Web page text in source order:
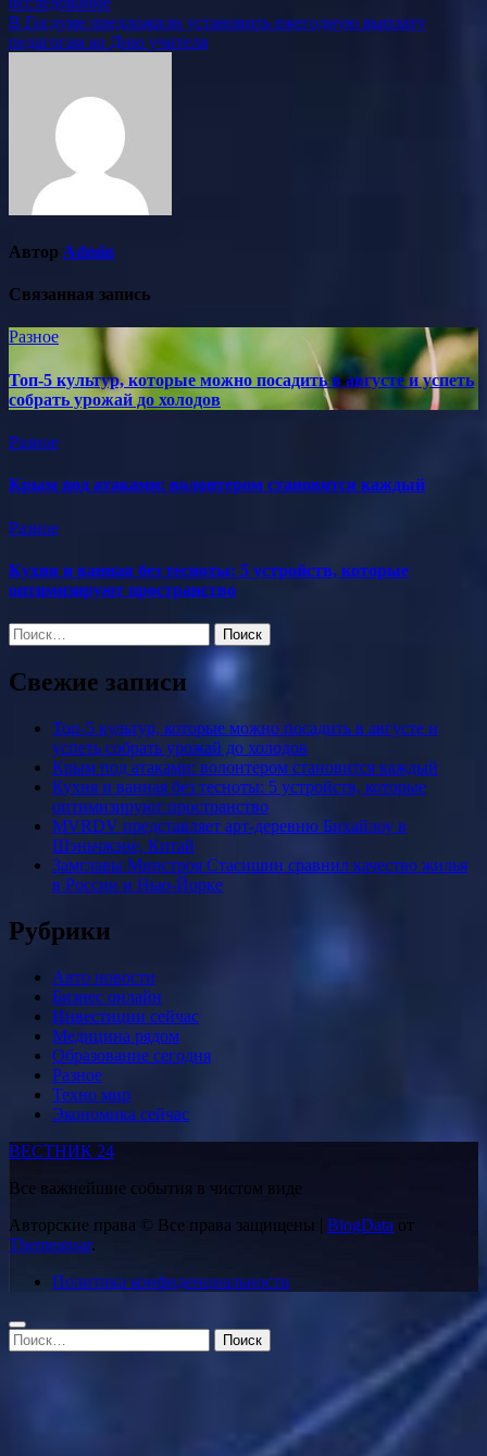
по
записям
В Госдуме предложили установить ежегодную выплату
педагогам ко Дню учителя
Автор Admin
Связанная запись
Разное
Топ-5 культур, которые можно посадить в августе и успеть
собрать урожай до холодов
Разное
Крым под атаками: волонтером становится каждый
Разное
Кухня и ванная без тесноты: 5 устройств, которые
оптимизируют пространство
Найти:
Свежие записи
Топ-5 культур, которые можно посадить в августе и
успеть собрать урожай до холодов
Крым под атаками: волонтером становится каждый
Кухня и ванная без тесноты: 5 устройств, которые
оптимизируют пространство
MVRDV представляет арт-деревню Бихайлоу в
Шэньчжэне, Китай
Замглавы Минстроя Стасишин сравнил качество жилья
в России и Нью-Йорке
Рубрики
Авто новости
Бизнес онлайн
Инвестиции сейчас
Медицина рядом
Образование сегодня
Разное
Техно мир
Экономика сейчас
ВЕСТНИК 24
Все важнейшие события в чистом виде
Авторские права © Все права защищены | BlogData от
Themeansar.
Политика конфиденциальности
Найти: